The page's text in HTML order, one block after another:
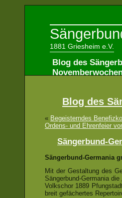
1881 Griesheim e.V.
Blog des
Blog des
« Begeisterndes
Ordens- und Ehrenfeier
Sängerbund-
Sängerbund-Germania
Mit der Gestaltung des
Sängerbund-Germania
Volkschor 1889
breit gefächertes